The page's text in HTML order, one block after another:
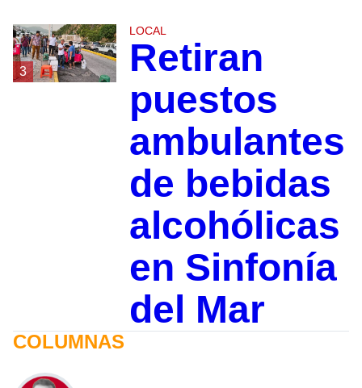
3
LOCAL
Retiran
puestos
ambulantes
de bebidas
alcohólicas
en Sinfonía
del Mar
COLUMNAS